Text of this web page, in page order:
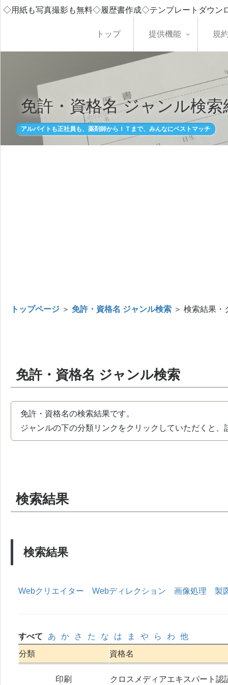
◇用紙も写真撮影も無料◇履歴書作成◇テンプレートダウ
トップ 提供機能 規
免許・資格名 ジャンル検索
アルバイトも正社員も、薬剤師からＩＴまで、みんなにベストマッチ
トップページ ＞ 免許・資格名 ジャンル検索 ＞ 検索結果
免許・資格名 ジャンル検索
免許・資格名の検索結果です。
ジャンルの下の分類リンクをクリックしていただくと
検索結果
検索結果
Webクリエイター Webディレクション 画像処理 製
すべて あ か さ た な は ま や ら わ
他
分類
資格名
印刷 クロスメディアエキスパート認